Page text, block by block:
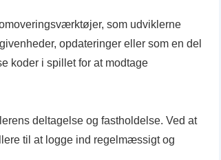
som udviklerne
opdateringer eller som en del
koder i spillet for at modtage
deltagelse og fastholdelse. Ved at
til at logge ind regelmæssigt og